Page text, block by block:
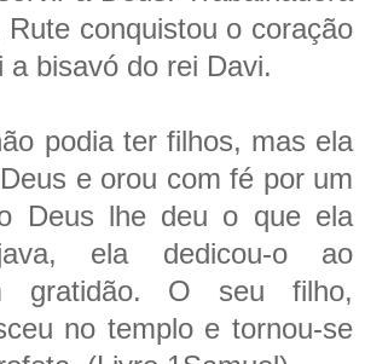
Rute conquistou o coração
a bisavó do rei Davi.
podia ter filhos, mas ela
e orou com fé por um
Deus lhe deu o que ela
ela dedicou-o ao
gratidão. O seu filho,
no templo e tornou-se